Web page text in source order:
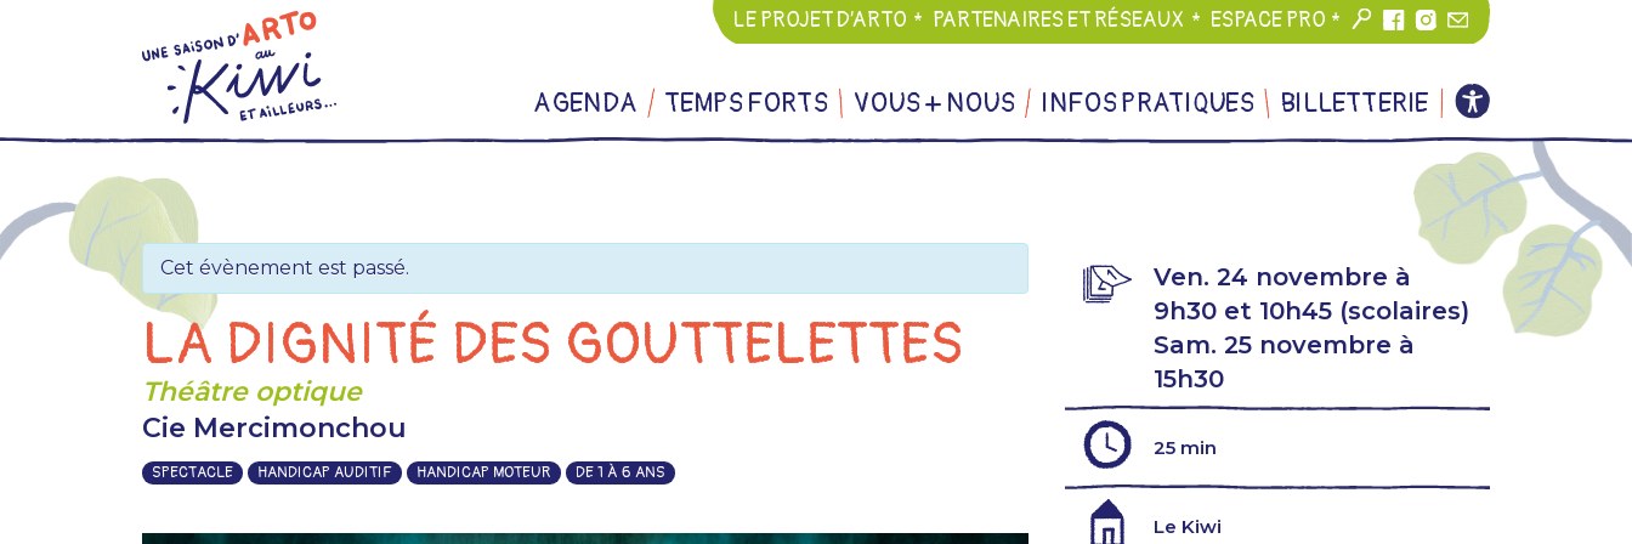
LE PROJET D’ARTO PARTENAIRES ET RÉSEAUX ESPACE PRO
AGENDA TEMPS FORTS VOUS + NOUS INFOS PRATIQUES BILLETTERIE
Cet évènement est passé.
LA DIGNITÉ DES GOUTTELETTES
Théâtre optique
Cie Mercimonchou
SPECTACLE HANDICAP AUDITIF HANDICAP MOTEUR DE 1 À 6 ANS
Ven. 24 novembre à
9h30 et 10h45 (scolaires)
Sam. 25 novembre à
15h30
25 min
Le Kiwi